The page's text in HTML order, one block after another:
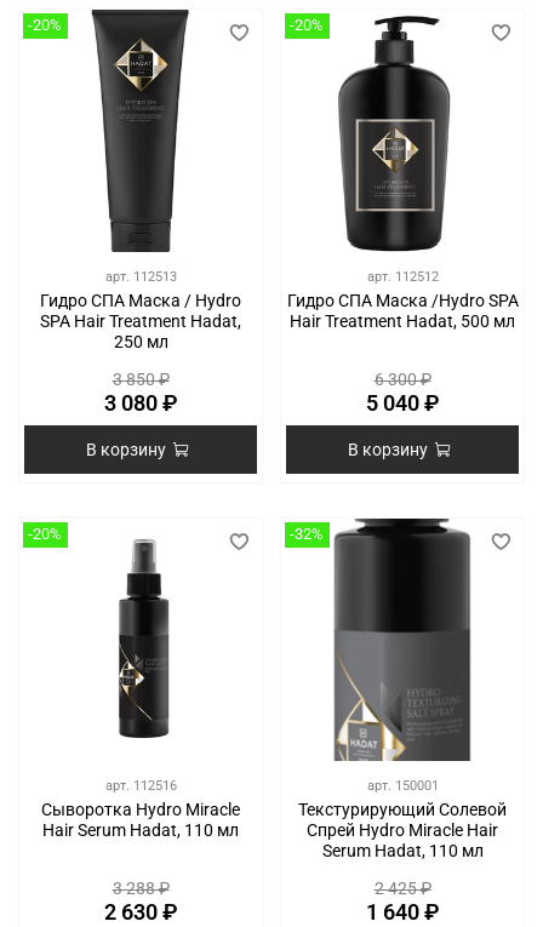
-20%
арт. 112513
Гидро СПА Маска / Hydro
SPA Hair Treatment Hadat,
250 мл
3 850 ₽
3 080 ₽
В корзину
-20%
арт. 112512
Гидро СПА Маска /Hydro SPA
Hair Treatment Hadat, 500 мл
6 300 ₽
5 040 ₽
В корзину
-20%
арт. 112516
Сыворотка Hydro Miracle
Hair Serum Hadat, 110 мл
3 288 ₽
2 630 ₽
-32%
арт. 150001
Текстурирующий Солевой
Спрей Hydro Miracle Hair
Serum Hadat, 110 мл
2 425 ₽
1 640 ₽